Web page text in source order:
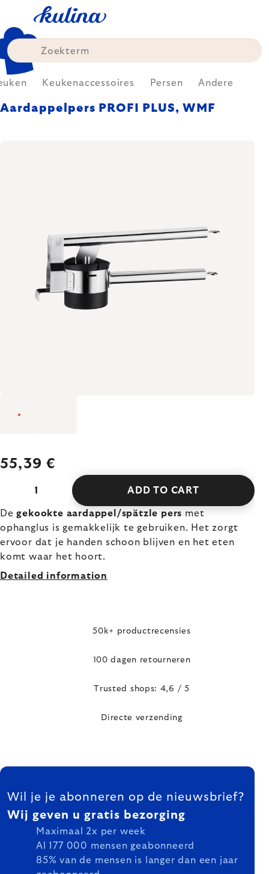
content
Keukenaccessoires Persen Andere
Aardappelpers PROFI PLUS, WMF
55,39 €
ADD TO CART
Degekookte aardappel/spätzle pers met
ophanglus is gemakkelijk te gebruiken. Het zorgt
ervoor dat je handen schoon blijven en het eten
komt waar het hoort.
Detailed information
50k+ productrecensies
100 dagen retourneren
Trusted shops: 4,6 / 5
Directe verzending
FOOTER
Wil je je abonneren op de nieuwsbrief?
Wij geven u gratis bezorging
Maximaal 2x per week
Al 177 000 mensen geabonneerd
85% van de mensen is langer dan een jaar